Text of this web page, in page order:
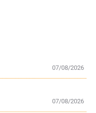
07/08/2026
07/08/2026